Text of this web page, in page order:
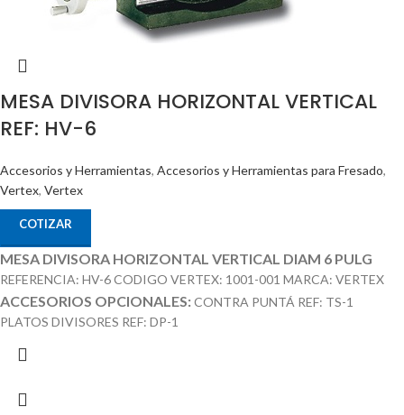
MESA DIVISORA HORIZONTAL VERTICAL
REF: HV-6
Accesorios y Herramientas, Accesorios y Herramientas para Fresado,
Vertex, Vertex
COTIZAR
MESA DIVISORA HORIZONTAL VERTICAL DIAM 6 PULG
REFERENCIA: HV-6 CODIGO VERTEX: 1001-001 MARCA: VERTEX
ACCESORIOS OPCIONALES:CONTRA PUNTÁ REF: TS-1
PLATOS DIVISORES REF: DP-1